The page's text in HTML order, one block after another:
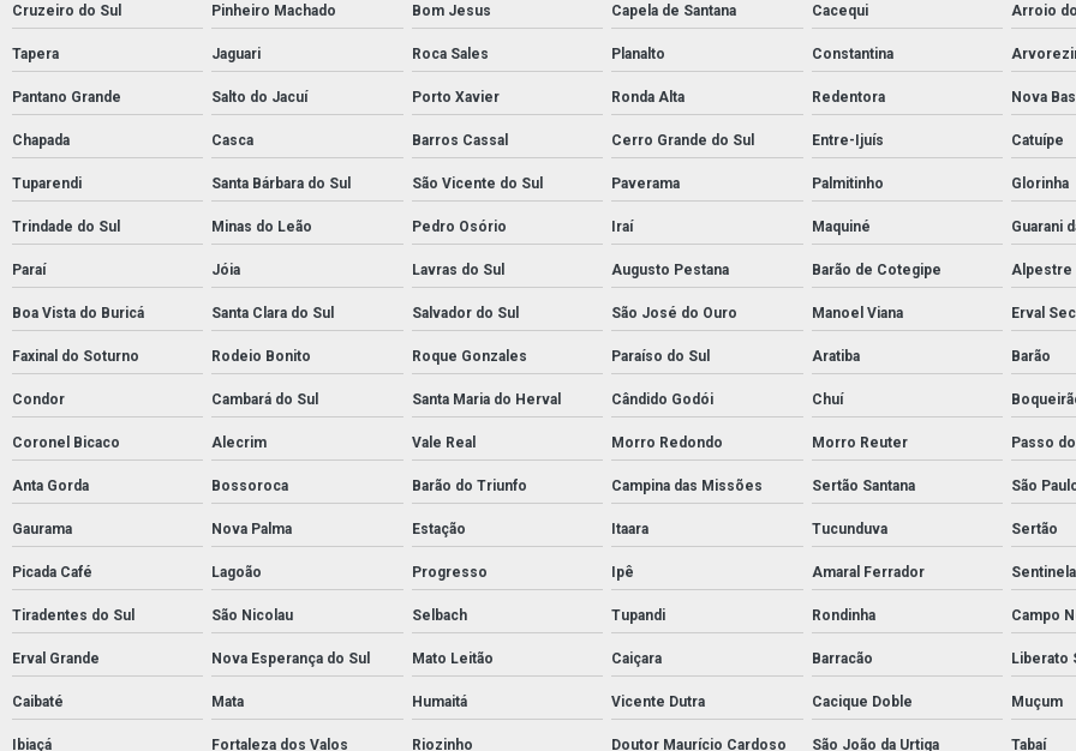
Cruzeiro do Sul Pinheiro Machado Bom Jesus Capela de Santana Cacequi Arroio do
Tapera Jaguari Roca Sales Planalto Constantina
Pantano Grande Salto do Jacuí Porto Xavier Ronda Alta Redentora Nova
Chapada Casca Barros Cassal Cerro Grande do Sul Entre-Ijuís Catuípe
Tuparendi Santa Bárbara do Sul São Vicente do Sul Paverama Palmitinho Glorinha
Trindade do Sul Minas do Leão Pedro Osório Iraí Maquiné Guarani
Paraí Jóia Lavras do Sul Augusto Pestana Barão de Cotegipe Alpestre
Boa Vista do Buricá Santa Clara do Sul Salvador do Sul São José do Ouro Manoel Viana Erval
Faxinal do Soturno Rodeio Bonito Roque Gonzales Paraíso do Sul Aratiba Barão
Condor Cambará do Sul Santa Maria do Herval Cândido Godói Chuí
Coronel Bicaco Alecrim Vale Real Morro Redondo Morro Reuter Passo
Anta Gorda Bossoroca Barão do Triunfo Campina das Missões Sertão Santana São
Gaurama Nova Palma Estação Itaara Tucunduva Sertão
Picada Café Lagoão Progresso Ipê Amaral Ferrador
Tiradentes do Sul São Nicolau Selbach Tupandi Rondinha Campo
Erval Grande Nova Esperança do Sul Mato Leitão Caiçara Barracão Liberato
Caibaté Mata Humaitá Vicente Dutra Cacique Doble Muçum
Ibiaçá Fortaleza dos Valos Riozinho Doutor Maurício Cardoso São João da Urtiga Tabaí